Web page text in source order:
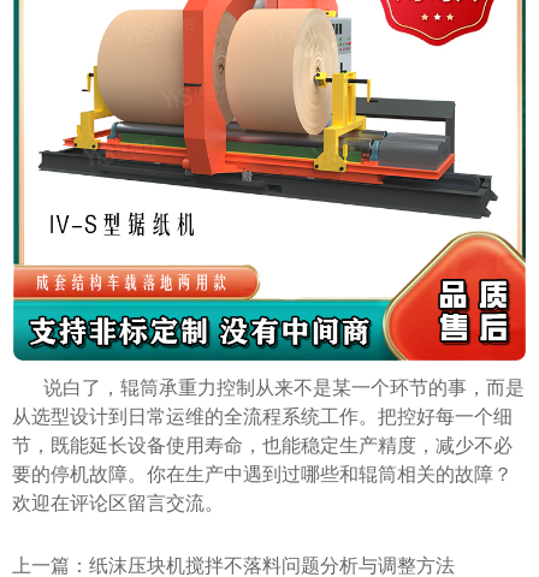
说白了，辊筒承重力控制从来不是某一个环节的事，而是
从选型设计到日常运维的全流程系统工作。把控好每一个细
节，既能延长设备使用寿命，也能稳定生产精度，减少不必
要的停机故障。你在生产中遇到过哪些和辊筒相关的故障？
欢迎在评论区留言交流。
上一篇： 纸沫压块机搅拌不落料问题分析与调整方法